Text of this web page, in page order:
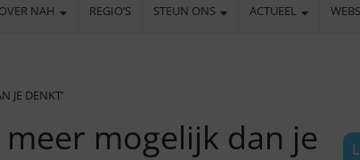
NAH REGIO’S STEUN ONS ACTUEEL
JE DENKT’
mogelijk dan je